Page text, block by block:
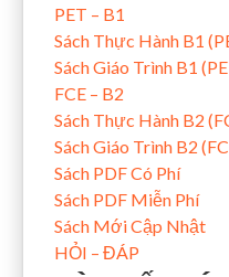
PET – B1
Sách Thực Hành B1
Sách Giáo Trình B1
FCE – B2
Sách Thực Hành B2
Sách Giáo Trình B2
Sách PDF Có Phí
Sách PDF Miễn Phí
Sách Mới Cập Nhật
HỎI – ĐÁP